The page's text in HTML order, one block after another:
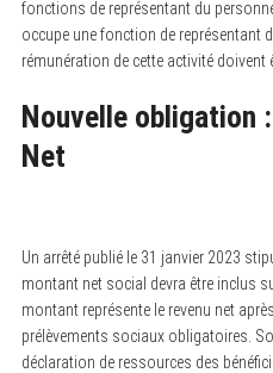
fonctions de représentant du
occupe une fonction de représentant
rémunération de cette activité doivent
Nouvelle obligation
Net
Un arrêté publié le 31 janvier 2023
montant net social devra être inclus
montant représente le revenu net
prélèvements sociaux obligatoires.
déclaration de ressources des